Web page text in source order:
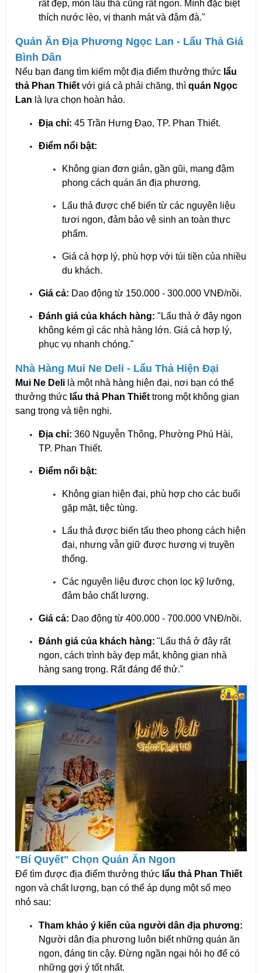
rất đẹp, món lẩu thả cũng rất ngon. Mình đặc biệt
thích nước lèo, vị thanh mát và đậm đà."
Quán Ăn Địa Phương Ngọc Lan - Lẩu Thả Giá
Bình Dân
Nếu bạn đang tìm kiếm một địa điểm thưởng thức lẩu
thả Phan Thiết với giá cả phải chăng, thì quán Ngọc
Lan là lựa chọn hoàn hảo.
Địa chỉ: 45 Trần Hưng Đạo, TP. Phan Thiết.
Điểm nổi bật:
Không gian đơn giản, gần gũi, mang đậm
phong cách quán ăn địa phương.
Lẩu thả được chế biến từ các nguyên liệu
tươi ngon, đảm bảo vệ sinh an toàn thực
phẩm.
Giá cả hợp lý, phù hợp với túi tiền của nhiều
du khách.
Giá cả: Dao động từ 150.000 - 300.000 VNĐ/nồi.
Đánh giá của khách hàng: "Lẩu thả ở đây ngon
không kém gì các nhà hàng lớn. Giá cả hợp lý,
phục vụ nhanh chóng."
Nhà Hàng Mui Ne Deli - Lẩu Thả Hiện Đại
Mui Ne Deli là một nhà hàng hiện đại, nơi bạn có thể
thưởng thức lẩu thả Phan Thiết trong một không gian
sang trọng và tiện nghi.
Địa chỉ: 360 Nguyễn Thông, Phường Phú Hài,
TP. Phan Thiết.
Điểm nổi bật:
Không gian hiện đại, phù hợp cho các buổi
gặp mặt, tiệc tùng.
Lẩu thả được biến tấu theo phong cách hiện
đại, nhưng vẫn giữ được hương vị truyền
thống.
Các nguyên liệu được chọn lọc kỹ lưỡng,
đảm bảo chất lượng.
Giá cả: Dao động từ 400.000 - 700.000 VNĐ/nồi.
Đánh giá của khách hàng: "Lẩu thả ở đây rất
ngon, cách trình bày đẹp mắt, không gian nhà
hàng sang trọng. Rất đáng để thử."
"Bí Quyết" Chọn Quán Ăn Ngon
Để tìm được địa điểm thưởng thức lẩu thả Phan Thiết
ngon và chất lượng, bạn có thể áp dụng một số mẹo
nhỏ sau:
Tham khảo ý kiến của người dân địa phương:
Người dân địa phương luôn biết những quán ăn
ngon, đáng tin cậy. Đừng ngần ngại hỏi họ để có
những gợi ý tốt nhất.